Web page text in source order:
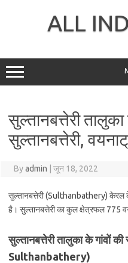
ALL
सुल्तानबत्तेरी
सुल्तानबत्तेरी, वयनाट्
Byadmin जून 18, 2022
सुल्तानबत्तेरी (Sulthanbathery) केरल
है। सुल्तानबत्तेरी का कुल क्षेत्रफल 775
सुल्तानबत्तेरी तालुका के गांवों
Sulthanbathery)